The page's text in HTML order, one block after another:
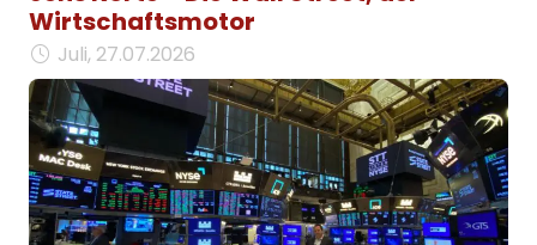
Wirtschaftsmotor
Juli, 27.07.2026